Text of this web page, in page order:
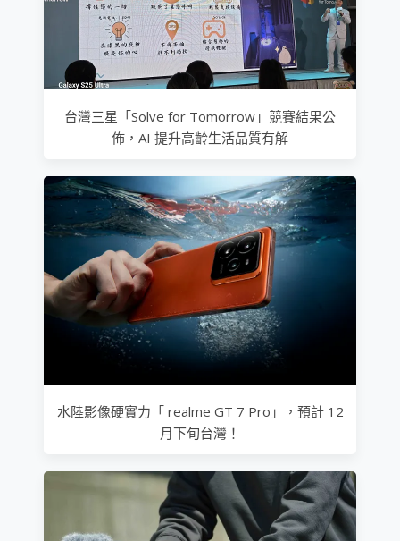
台灣三星「Solve for Tomorrow」競賽結果公
佈，AI 提升高齡生活品質有解
水陸影像硬實力「 realme GT 7 Pro」，預計 12
月下旬台灣！